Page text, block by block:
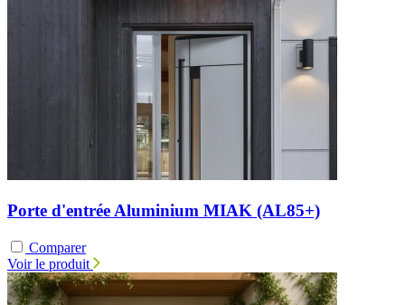
Porte d'entrée Aluminium MIAK (AL85+)
Comparer
Voir le produit